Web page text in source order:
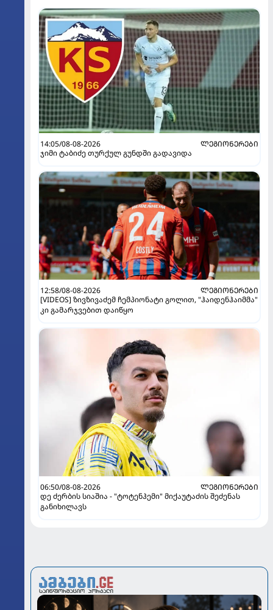
14:05/08-08-2026
ᲚᲔᲒᲘᲝᲜᲔᲠᲔᲑᲘ
ჯიმი ტაბიძე თურქულ გუნდში გადავიდა
12:58/08-08-2026
ᲚᲔᲒᲘᲝᲜᲔᲠᲔᲑᲘ
[VIDEOS] ზივზივაძემ ჩემპიონატი გოლით, "ჰაიდენჰაიმმა"
კი გამარჯვებით დაიწყო
06:50/08-08-2026
ᲚᲔᲒᲘᲝᲜᲔᲠᲔᲑᲘ
დე ძერბის სიაშია - "ტოტენჰემი" მიქაუტაძის შეძენას
განიხილავს